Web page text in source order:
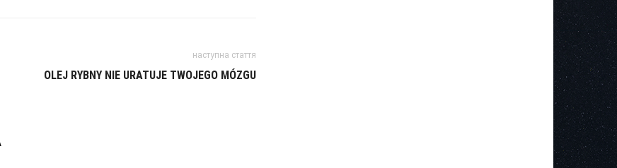
наступна стаття
OLEJ RYBNY NIE URATUJE TWOJEGO MÓZGU